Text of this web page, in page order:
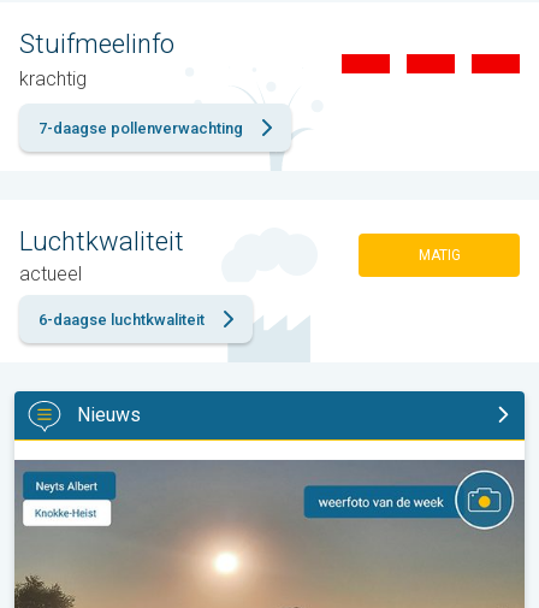
Stuifmeelinfo
krachtig
7-daagse pollenverwachting
Luchtkwaliteit
actueel
MATIG
6-daagse luchtkwaliteit
Nieuws
De weerfoto van de week. Weer&Radar uploader. . .